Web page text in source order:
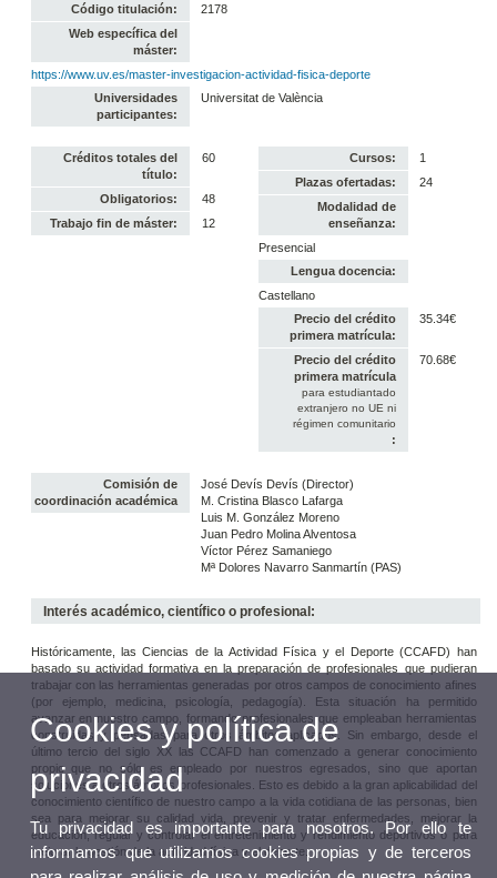
Código titulación:
2178
Web específica del
máster:
https://www.uv.es/master-investigacion-actividad-fisica-deporte
Universidades
participantes:
Universitat de València
Créditos totales del
título:
60
Obligatorios:
48
Trabajo fin de máster:
12
Cursos:
1
Plazas ofertadas:
24
Modalidad de
enseñanza:
Presencial
Lengua docencia:
Castellano
Precio del crédito
primera matrícula:
35.34€
Precio del crédito
primera matrícula
para estudiantado
extranjero no UE ni
régimen comunitario
:
70.68€
Comisión de
coordinación académica
José Devís Devís (Director)
M. Cristina Blasco Lafarga
Luis M. González Moreno
Juan Pedro Molina Alventosa
Víctor Pérez Samaniego
Mª Dolores Navarro Sanmartín (PAS)
Interés académico, científico o profesional:
Históricamente, las Ciencias de la Actividad Física y el Deporte (CCAFD) han
basado su actividad formativa en la preparación de profesionales que pudieran
trabajar con las herramientas generadas por otros campos de conocimiento afines
(por ejemplo, medicina, psicología, pedagogía). Esta situación ha permitido
avanzar en nuestro campo, formando profesionales que empleaban herramientas
construidas y pensadas para otros ámbitos aplicados. Sin embargo, desde el
último tercio del siglo XX las CCAFD han comenzado a generar conocimiento
propio que no sólo es empleado por nuestros egresados, sino que aportan
soluciones a otros ámbitos profesionales. Esto es debido a la gran aplicabilidad del
conocimiento científico de nuestro campo a la vida cotidiana de las personas, bien
sea para mejorar su calidad vida, prevenir y tratar enfermedades, mejorar la
educación, regular y controlar el entretenimiento y rendimiento deportivos o para
mejorar la gestión de la actividad física y el deporte.
Cookies y política de
privacidad
Tu privacidad es importante para nosotros. Por ello te
informamos que utilizamos cookies propias y de terceros